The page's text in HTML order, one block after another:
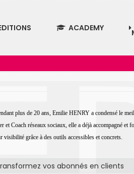
ACADEMY
plus de 20 ans, Emilie HENRY a condensé le
et Coach réseaux sociaux, elle a déjà accompagné et
visibilité grâce à des outils accessibles et concrets.
vos abonnés en clients